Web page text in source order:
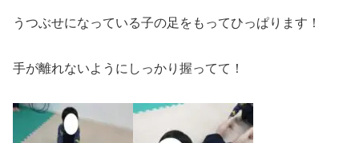
うつぶせになっている子の足をもってひっぱります！
手が離れないようにしっかり握ってて！